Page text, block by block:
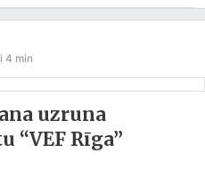
4 min
uzruna
“VEF Rīga”